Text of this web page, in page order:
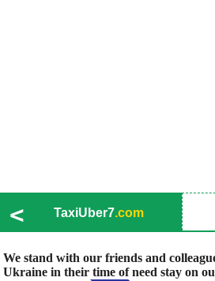
< TaxiUber7.com
We stand with our friends and
Ukraine in their time of need stay on